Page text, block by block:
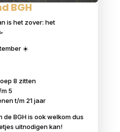
BGH
is het zover: het
☀️
8 zitten
5
t/m 21 jaar
de BGH is ook welkom dus
uitnodigen kan!